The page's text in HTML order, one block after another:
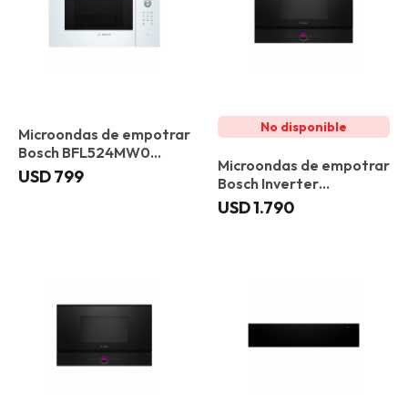
Microondas de empotrar
Bosch BFL524MW0
Blanco
USD799
Microondas de empotrar
Bosch Inverter
BFL7221B1 Gourmet
USD1.790